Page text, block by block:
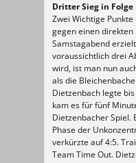
Dritter Sieg in Folge
Zwei Wichtige
gegen einen
Samstagabend
voraussichtlich drei
wird, ist man nun
als die
Dietzenbach legte
kam es für fünf
Dietzenbacher Spiel.
Phase der
verkürzte auf 4:5.
Team Time Out.